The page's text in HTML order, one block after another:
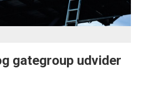
gategroup udvider